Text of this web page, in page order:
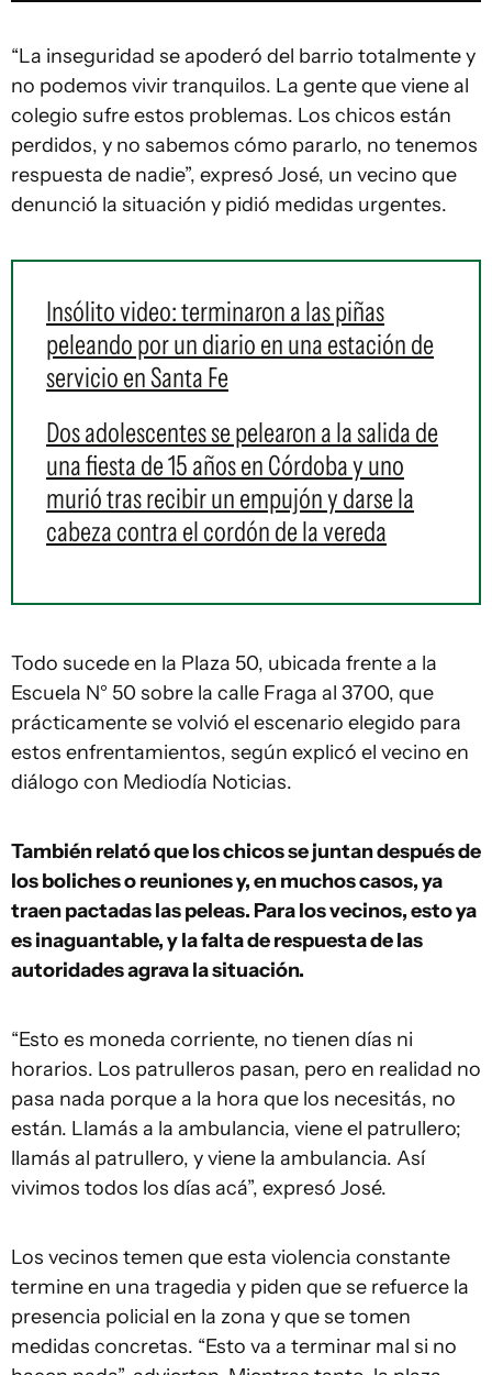
“La inseguridad se apoderó del barrio totalmente y
no podemos vivir tranquilos. La gente que viene al
colegio sufre estos problemas. Los chicos están
perdidos, y no sabemos cómo pararlo, no tenemos
respuesta de nadie”, expresó José, un vecino que
denunció la situación y pidió medidas urgentes.
Insólito video: terminaron a las piñas
peleando por un diario en una estación de
servicio en Santa Fe
Dos adolescentes se pelearon a la salida de
una fiesta de 15 años en Córdoba y uno
murió tras recibir un empujón y darse la
cabeza contra el cordón de la vereda
Todo sucede en la Plaza 50, ubicada frente a la
Escuela N° 50 sobre la calle Fraga al 3700, que
prácticamente se volvió el escenario elegido para
estos enfrentamientos, según explicó el vecino en
diálogo con Mediodía Noticias.
También relató que los chicos se juntan después de
los boliches o reuniones y, en muchos casos, ya
traen pactadas las peleas. Para los vecinos, esto ya
es inaguantable, y la falta de respuesta de las
autoridades agrava la situación.
“Esto es moneda corriente, no tienen días ni
horarios. Los patrulleros pasan, pero en realidad no
pasa nada porque a la hora que los necesitás, no
están. Llamás a la ambulancia, viene el patrullero;
llamás al patrullero, y viene la ambulancia. Así
vivimos todos los días acá”, expresó José.
Los vecinos temen que esta violencia constante
termine en una tragedia y piden que se refuerce la
presencia policial en la zona y que se tomen
medidas concretas. “Esto va a terminar mal si no